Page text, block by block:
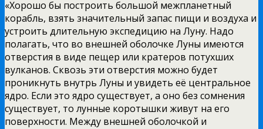
«Хорошо бы построить большой межпланетный
корабль, взять значительный запас пищи и воздуха и
устроить длительную экспедицию на Луну. Надо
полагать, что во внешней оболочке Луны имеются
отверстия в виде пещер или кратеров потухших
вулканов. Сквозь эти отверстия можно будет
проникнуть внутрь Луны и увидеть её центральное
ядро. Если это ядро существует, а оно без сомнения
существует, то лунные коротышки живут на его
поверхности. Между внешней оболочкой и